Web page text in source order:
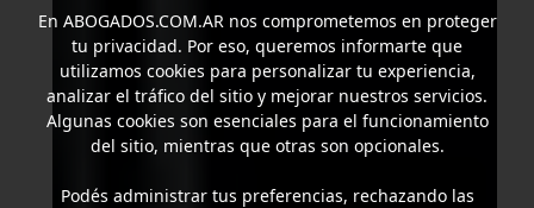
En ABOGADOS.COM.ARnos comprometemos en proteger
tu privacidad. Por eso, queremos informarte que
utilizamos cookies para personalizar tu experiencia,
analizar el tráfico del sitio y mejorar nuestros servicios.
Algunas cookies son esenciales para el funcionamiento
del sitio, mientras que otras son opcionales.
Podés administrar tus preferencias, rechazando las